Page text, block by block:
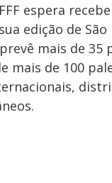
espera
edição de São
mais de 35
mais de 100